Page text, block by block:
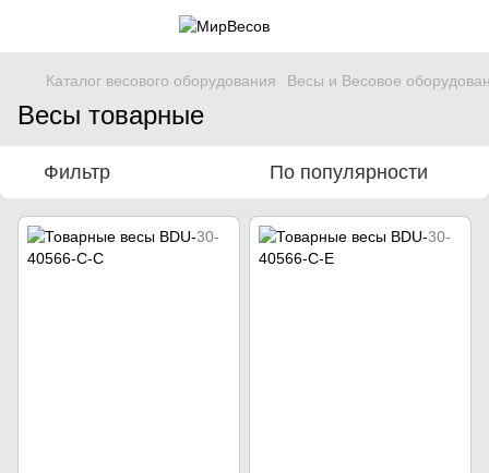
Каталог весового оборудования Весы и Весовое
Весы товарные
Фильтр По популярности